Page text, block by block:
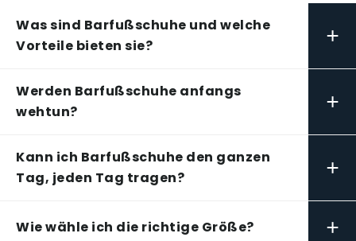
Was sind Barfußschuhe und welche
Vorteile bieten sie?
+
Werden Barfußschuhe anfangs
wehtun?
+
Kann ich Barfußschuhe den ganzen
Tag, jeden Tag tragen?
+
Wie wähle ich die richtige Größe? +